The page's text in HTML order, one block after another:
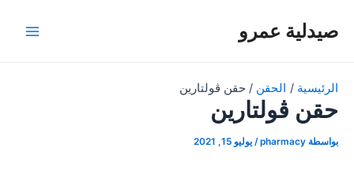
صيدلية عمرو
الرئيسية الحقن حقن ڤولتارين
حقن ڤولتارين
بواسطة pharmacy
/ يوليو 15, 2021